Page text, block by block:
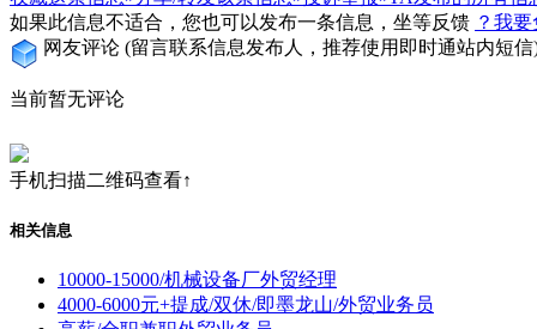
如果此信息不适合，您也可以发布一条信息，坐等反馈 ？我
网友评论 (留言联系信息发布人，推荐使用即时通站内短信
当前暂无评论
手机扫描二维码查看↑
相关信息
10000-15000/机械设备厂外贸经理
4000-6000元+提成/双休/即墨龙山/外贸业务员